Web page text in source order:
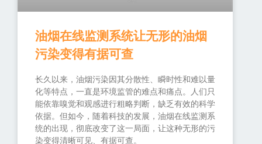
油烟在线监测系统让无形的油烟
污染变得有据可查
长久以来，油烟污染因其分散性、瞬时性和难以量
化等特点，一直是环境监管的难点和痛点。人们只
能依靠嗅觉和观感进行粗略判断，缺乏有效的科学
依据。但如今，随着科技的发展，油烟在线监测系
统的出现，彻底改变了这一局面，让这种无形的污
染变得清晰可见、有据可查。